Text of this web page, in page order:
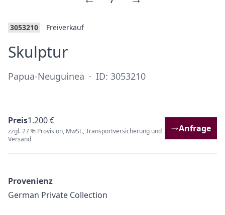
3053210 Freiverkauf
Skulptur·
Papua-Neuguinea · ID: 3053210
Preis1.200 €
zzgl. 27 % Provision, MwSt., Transportversicherung und
Versand
Anfrage
Provenienz
German Private Collection